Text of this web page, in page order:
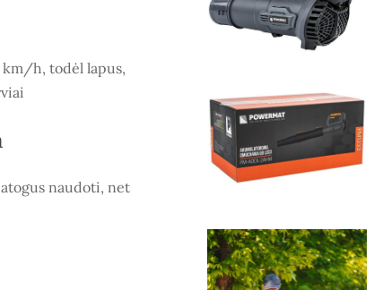
h, todėl lapus,
naudoti, net